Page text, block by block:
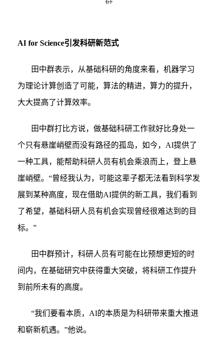
AI for Science引发科研新范式
田中群表示，从基础科研的角度来看，机器学习
为理论计算创造了可能，算法的精进，算力的提升，
大大提高了计算效率。
田中群打比方说，做基础科研工作就好比身处一
个只有悬崖峭壁而没有路径的孤岛，如今，AI提供了
一种工具，能帮助科研人员有机会乘浪而上，登上悬
崖峭壁。“曾经我认为，可能这辈子都无法看到科学发
展到某种高度，现在借助AI提供的新工具，我们看到
了希望，基础科研人员有机会实现曾经很难达到的目
标。”
田中群预计，科研人员有可能在比预想更短的时
间内，在基础研究中获得重大突破，将科研工作提升
到前所未有的高度。
“我们要看本质，AI的本质是为科研带来重大推进
和崭新机遇。”他说。